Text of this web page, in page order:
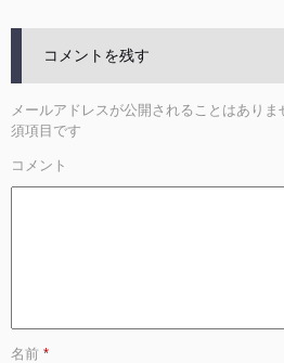
コメントを残す
メールアドレスが公開されることはありま
須項目です
コメント
名前 *